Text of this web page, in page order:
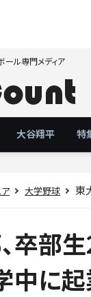
ール専門メディア
大谷翔平 特
大学野球 東
卒部
中に